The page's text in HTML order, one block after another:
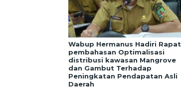
Wabup Hermanus Hadiri Rapat
pembahasan Optimalisasi
distribusi kawasan Mangrove
dan Gambut Terhadap
Peningkatan Pendapatan Asli
Daerah